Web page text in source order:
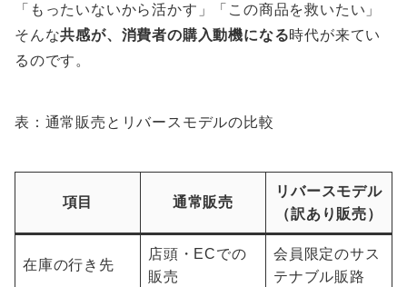
「もったいないから活かす」「この商品を救いたい」
そんな共感が、消費者の購入動機になる時代が来てい
るのです。
表：通常販売とリバースモデルの比較
項目 通常販売
リバースモデル
（訳あり販売）
在庫の行き先
店頭・ECでの
販売
会員限定のサス
テナブル販路